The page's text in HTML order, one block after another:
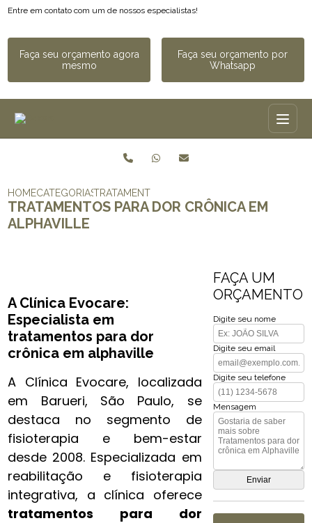
Entre em contato com um de nossos especialistas!
Faça seu orçamento agora
mesmo
Faça seu orçamento por
Whatsapp
HOMECATEGORIASTRATAMENTOS PARA DOR CRÔNICA​ EM
TRATAMENTOS PARA DOR CRÔNICA​ EM
ALPHAVILLE
A Clínica Evocare:
Especialista em
tratamentos para dor
crônica​ em alphaville
A Clínica Evocare, localizada
em Barueri, São Paulo, se
destaca no segmento de
fisioterapia e bem-estar
desde 2008. Especializada em
reabilitação e fisioterapia
integrativa, a clínica oferece
tratamentos para dor
FAÇA UM
ORÇAMENTO
Digite seu nome
Digite seu email
Digite seu telefone
Mensagem